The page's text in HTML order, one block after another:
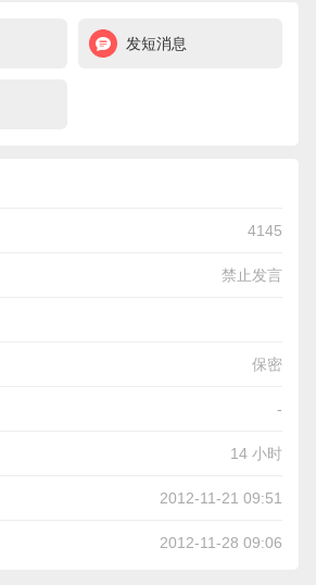
发短消息
4145
禁止发言
保密
-
14 小时
2012-11-21 09:51
2012-11-28 09:06